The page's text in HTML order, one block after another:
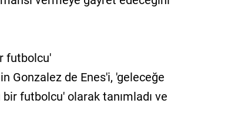
futbolcu'
Gonzalez de Enes'i, 'geleceğe
futbolcu' olarak tanımladı ve